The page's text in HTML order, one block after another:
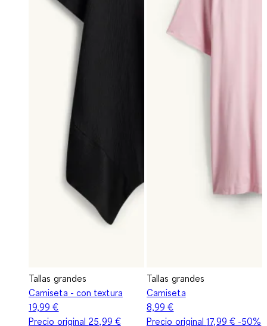
Tallas grandes
Camiseta - con textura
19,99 €
Precio original 25,99 €
Tallas grandes
Camiseta
8,99 €
Precio original17,99 €-50%